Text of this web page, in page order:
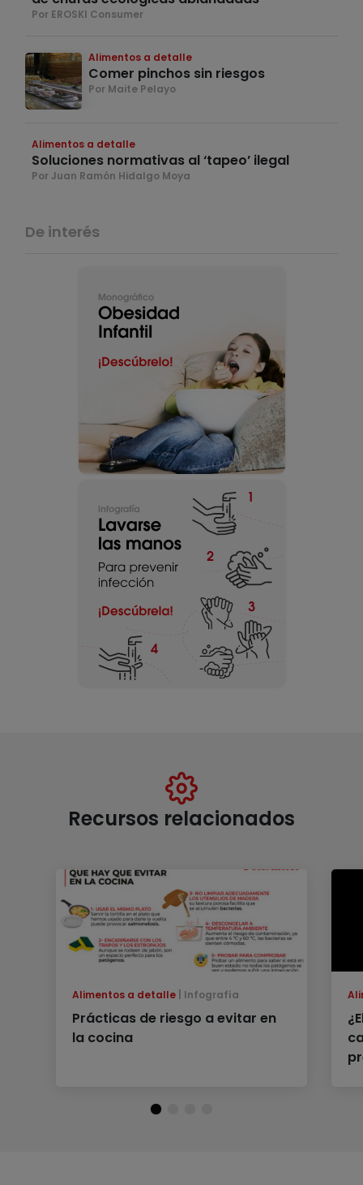
Por EROSKI Consumer
Alimentos a detalle
Comer pinchos sin riesgos
Por Maite Pelayo
Alimentos a detalle
Soluciones normativas al ‘tapeo’ ilegal
Por Juan Ramón Hidalgo Moya
De interés
Recursos relacionados
Alimentos a detalle Infografía
Prácticas de riesgo a evitar en
la cocina